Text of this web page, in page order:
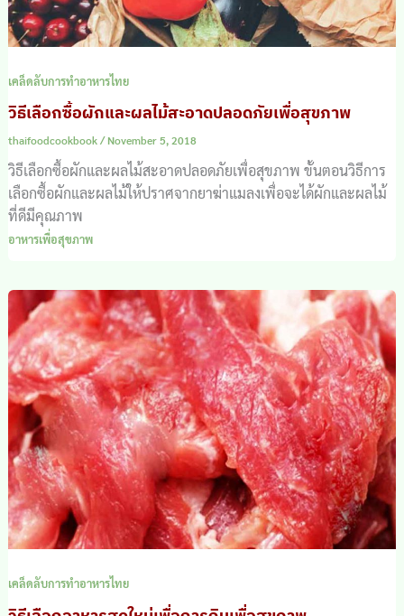
เคล็ดลับการทำอาหารไทย
วิธีเลือกซื้อผักและผลไม้สะอาดปลอดภัยเพื่อสุขภาพ
thaifoodcookbook/November 5, 2018
วิธีเลือกซื้อผักและผลไม้สะอาดปลอดภัยเพื่อสุขภาพ ขั้นตอนวิธีการ
เลือกซื้อผักและผลไม้ให้ปราศจากยาฆ่าแมลงเพื่อจะได้ผักและผลไม้
ที่ดีมีคุณภาพ
อาหารเพื่อสุขภาพ
เคล็ดลับการทำอาหารไทย